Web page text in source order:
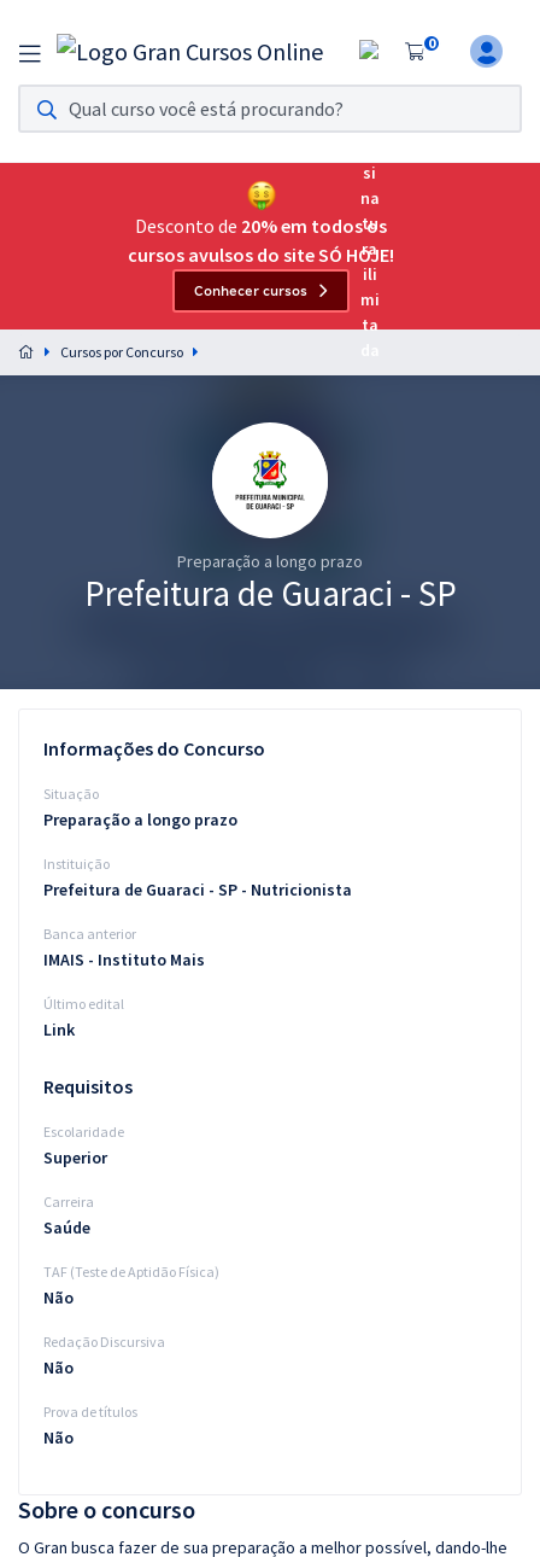
0
Assinatura Ilimitada 11
Acesso a todos os cursos. Teste grátis por 7 dias!
Assinatura OAB Até Passar
Acesso ilimitado a toda preparação para o Exame da
Preparação completa e intensiva para as principais
residências em saúde do Brasil
Graduação
Questões grátis
Blog
Aprovados
Atendimento
Desconto de 20% em todos os
cursos avulsos do site SÓ HOJE!
Conhecer cursos
Cursos por Concurso
Preparação a longo prazo
Prefeitura de Guaraci - SP
Sobre o concurso
O Gran busca fazer de sua preparação a melhor possível, dando-lhe
Informações do Concurso
Situação
Preparação a longo prazo
Instituição
Prefeitura de Guaraci - SP - Nutricionista
Banca anterior
IMAIS - Instituto Mais
Último edital
Link
Requisitos
Escolaridade
Superior
Carreira
Saúde
TAF (Teste de Aptidão Física)
Não
Redação Discursiva
Não
Prova de títulos
Não